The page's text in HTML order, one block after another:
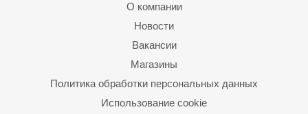
О компании
Новости
Вакансии
Магазины
Политика обработки персональных данных
Использование cookie